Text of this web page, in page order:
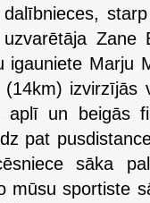
Zane
igauniete Marju
izvirzījās
aplī un beigās
pat
sāka
mūsu sportiste